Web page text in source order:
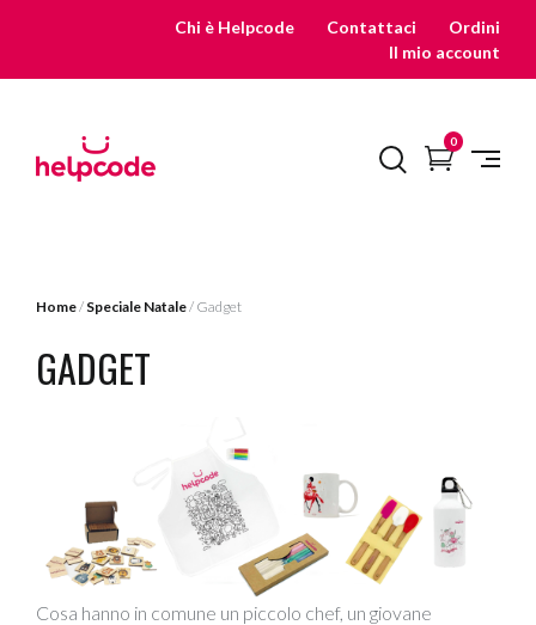
Chi è Helpcode Contattaci
Ordini
Il mio account
REGALA
UN
0
Home/ Speciale Natale/ Gadget
GADGET
Cosa hanno in comune un piccolo chef, un giovane